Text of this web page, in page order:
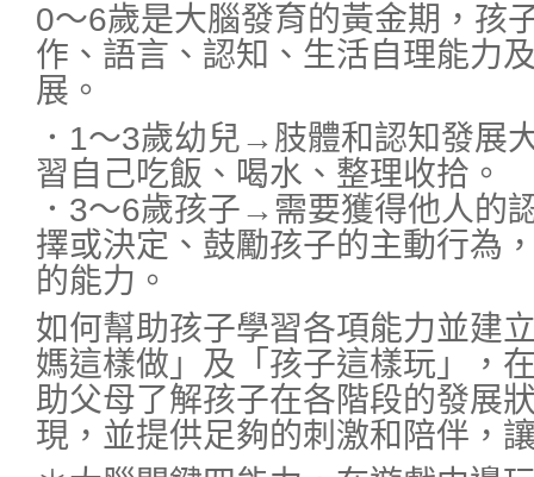
0～6歲是大腦發育的黃金期，孩
作、語言、認知、生活自理能力
展。
．1～3歲幼兒→肢體和認知發展
習自己吃飯、喝水、整理收拾。
．3～6歲孩子→需要獲得他人的
擇或決定、鼓勵孩子的主動行為
的能力。
如何幫助孩子學習各項能力並建
媽這樣做」及「孩子這樣玩」，
助父母了解孩子在各階段的發展
現，並提供足夠的刺激和陪伴，